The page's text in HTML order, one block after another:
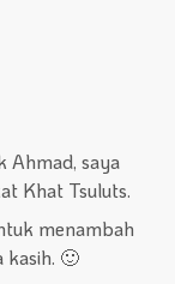
Ahmad, saya
Khat Tsuluts.
menambah
kasih. 🙂